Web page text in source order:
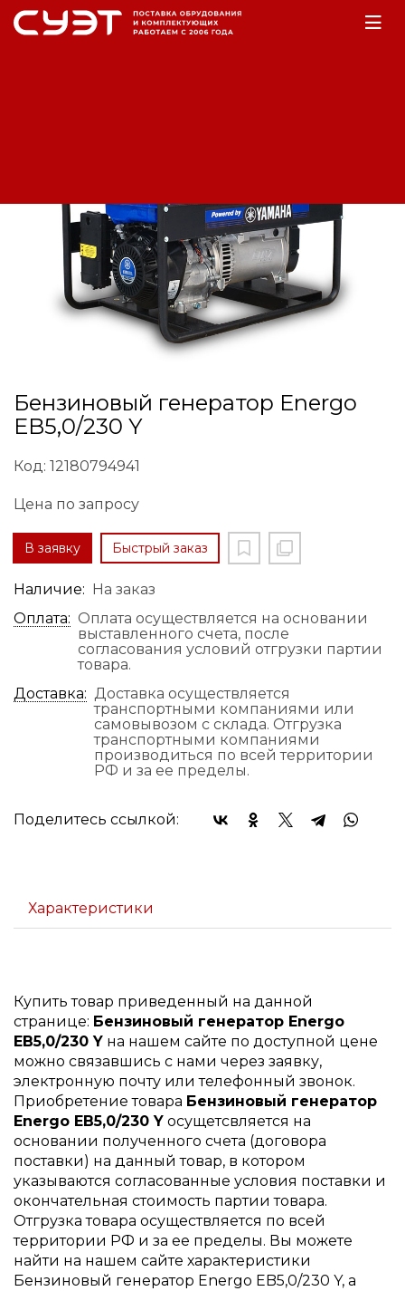
Бензиновый генератор Energo
EB5,0/230 Y
Код: 12180794941
Цена по запросу
В заявку Быстрый заказ
Наличие:
На заказ
Оплата: Оплата осуществляется на основании
выставленного счета, после
согласования условий отгрузки партии
товара.
Доставка: Доставка осуществляется
транспортными компаниями или
самовывозом с склада. Отгрузка
транспортными компаниями
производиться по всей территории
РФ и за ее пределы.
Поделитесь ссылкой:
Характеристики
Купить товар приведенный на данной
странице: Бензиновый генератор Energo
EB5,0/230 Y на нашем сайте по доступной цене
можно связавшись с нами через заявку,
электронную почту или телефонный звонок.
Приобретение товара Бензиновый генератор
Energo EB5,0/230 Y осущетсвляется на
основании полученного счета (договора
поставки) на данный товар, в котором
указываются согласованные условия поставки и
окончательная стоимость партии товара.
Отгрузка товара осуществляется по всей
территории РФ и за ее пределы. Вы можете
найти на нашем сайте характеристики
Бензиновый генератор Energo EB5,0/230 Y, а